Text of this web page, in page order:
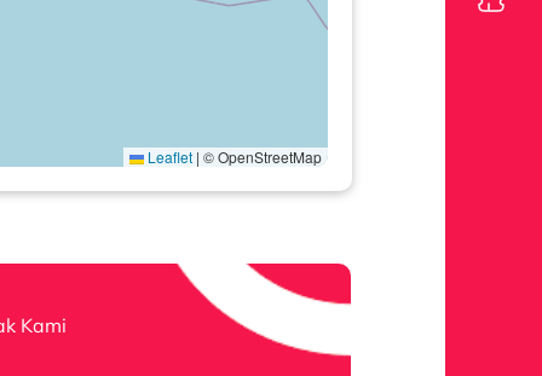
Leaflet | © OpenStreetMap
Kami